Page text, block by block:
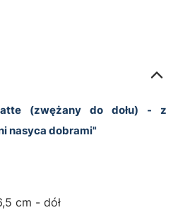
(zwężany do dołu) - z
nasyca dobrami"
cm - dół